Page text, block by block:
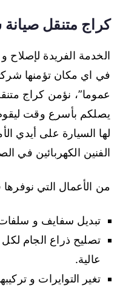
كراج متنقل
الخدمة الفريدة
في اي مكان تؤمنها
عموما”، نؤمن كراج
يصلكم بأسرع وقت
لها السيارة على أيدي
الفنين الكهربائين في
من الأعمال التي
تبديل سفايف و سلفات
تصليح ذراع الجام
عالية.
تغير التوايرات و